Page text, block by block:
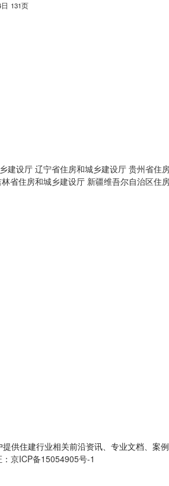
131页
建设厅 辽宁省住房和城乡建设厅 贵州省住
省住房和城乡建设厅 新疆维吾尔自治区住
供住建行业相关前沿资讯、专业文档、案
京ICP备15054905号-1